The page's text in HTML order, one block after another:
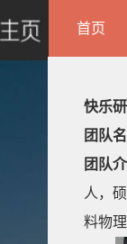
首页
快乐
团队
团队
人，
料物